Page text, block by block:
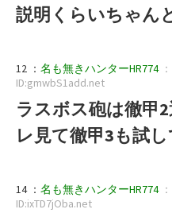
説明くらいちゃん
12 ： 名も無きハンターHR774
ID:gmwbS1add.net
ラスボス砲は徹甲
レ見て徹甲3も試
14 ： 名も無きハンターHR774
ID:ixTD7jOba.net